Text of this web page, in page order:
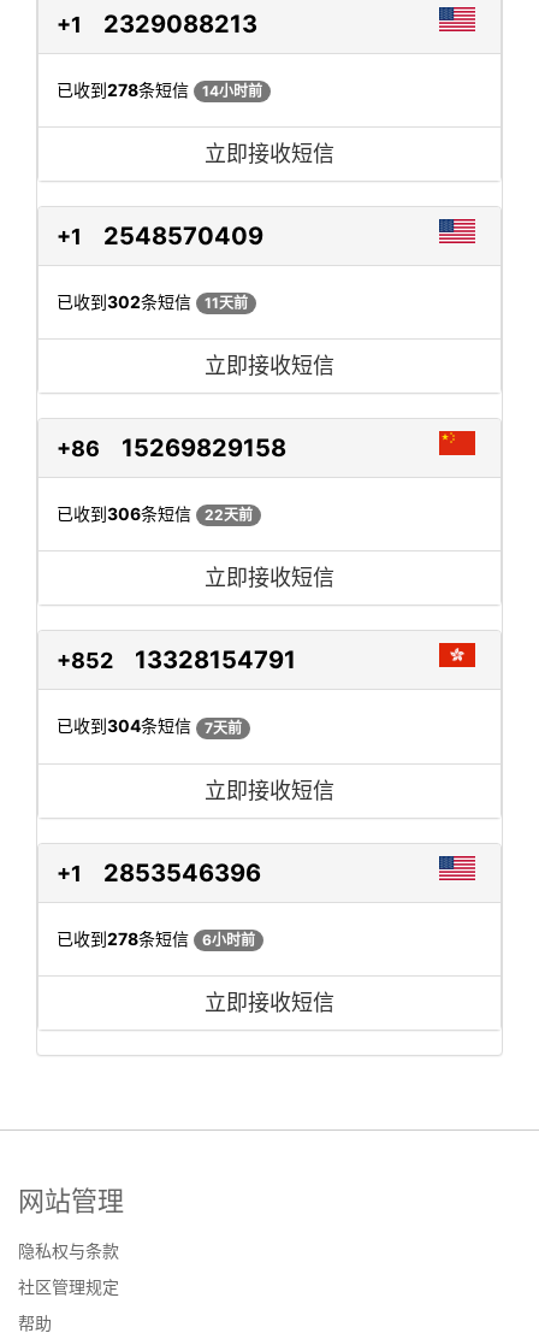
+1 2329088213
已收到278条短信 14小时前
立即接收短信
+1 2548570409
已收到302条短信 11天前
立即接收短信
+86 15269829158
已收到306条短信 22天前
立即接收短信
+852 13328154791
已收到304条短信 7天前
立即接收短信
+1 2853546396
已收到278条短信 6小时前
立即接收短信
网站管理
隐私权与条款
社区管理规定
帮助